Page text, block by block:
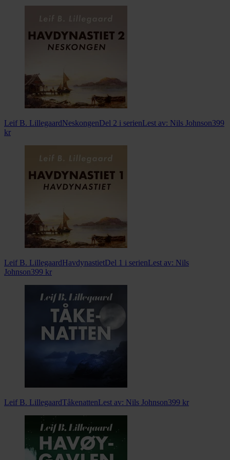
Leif B. LillegaardNeskongenDel 2 i serienLest av: Nils Johnson399
kr
Leif B. LillegaardHavdynastietDel 1 i serienLest av: Nils
Johnson399 kr
Leif B. LillegaardTåkenattenLest av: Nils Johnson399 kr